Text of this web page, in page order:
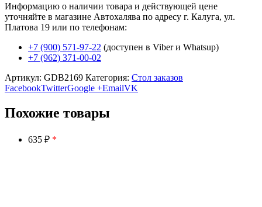
Информацию о наличии товара и действующей цене
уточняйте в магазине Автохалява по адресу г. Калуга, ул.
Платова 19 или по телефонам:
+7 (900) 571-97-22 (доступен в Viber и Whatsup)
+7 (962) 371-00-02
Артикул: GDB2169 Категория: Стол заказов
FacebookTwitterGoogle +EmailVK
Похожие товары
635 ₽ *